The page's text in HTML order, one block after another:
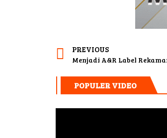
PREVIOUS
Menjadi A&R Label
POPULER VIDEO